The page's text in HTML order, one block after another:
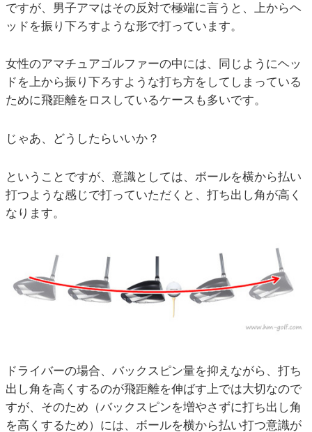
ですが、男子アマはその反対で極端に言うと、上からヘ
ッドを振り下ろすような形で打っています。
女性のアマチュアゴルファーの中には、同じようにヘッ
ドを上から振り下ろすような打ち方をしてしまっている
ために飛距離をロスしているケースも多いです。
じゃあ、どうしたらいいか？
ということですが、意識としては、ボールを横から払い
打つような感じで打っていただくと、打ち出し角が高く
なります。
ドライバーの場合、バックスピン量を抑えながら、打ち
出し角を高くするのが飛距離を伸ばす上では大切なので
すが、そのため（バックスピンを増やさずに打ち出し角
を高くするため）には、ボールを横から払い打つ意識が